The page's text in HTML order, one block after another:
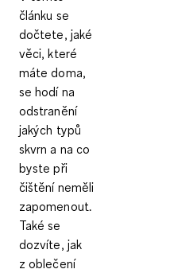
článku se
dočtete, jaké
věci, které
máte doma,
se hodí na
odstranění
jakých typů
skvrn a na co
byste při
čištění neměli
zapomenout.
Také se
dozvíte, jak
z oblečení